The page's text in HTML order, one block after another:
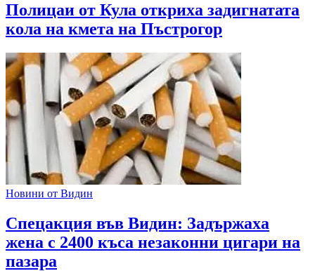
Полицаи от Кула откриха задигнатата
кола на кмета на Пъстрогор
Новини от Видин
Спецакция във Видин: Задържаха
жена с 2400 къса незаконни цигари на
пазара